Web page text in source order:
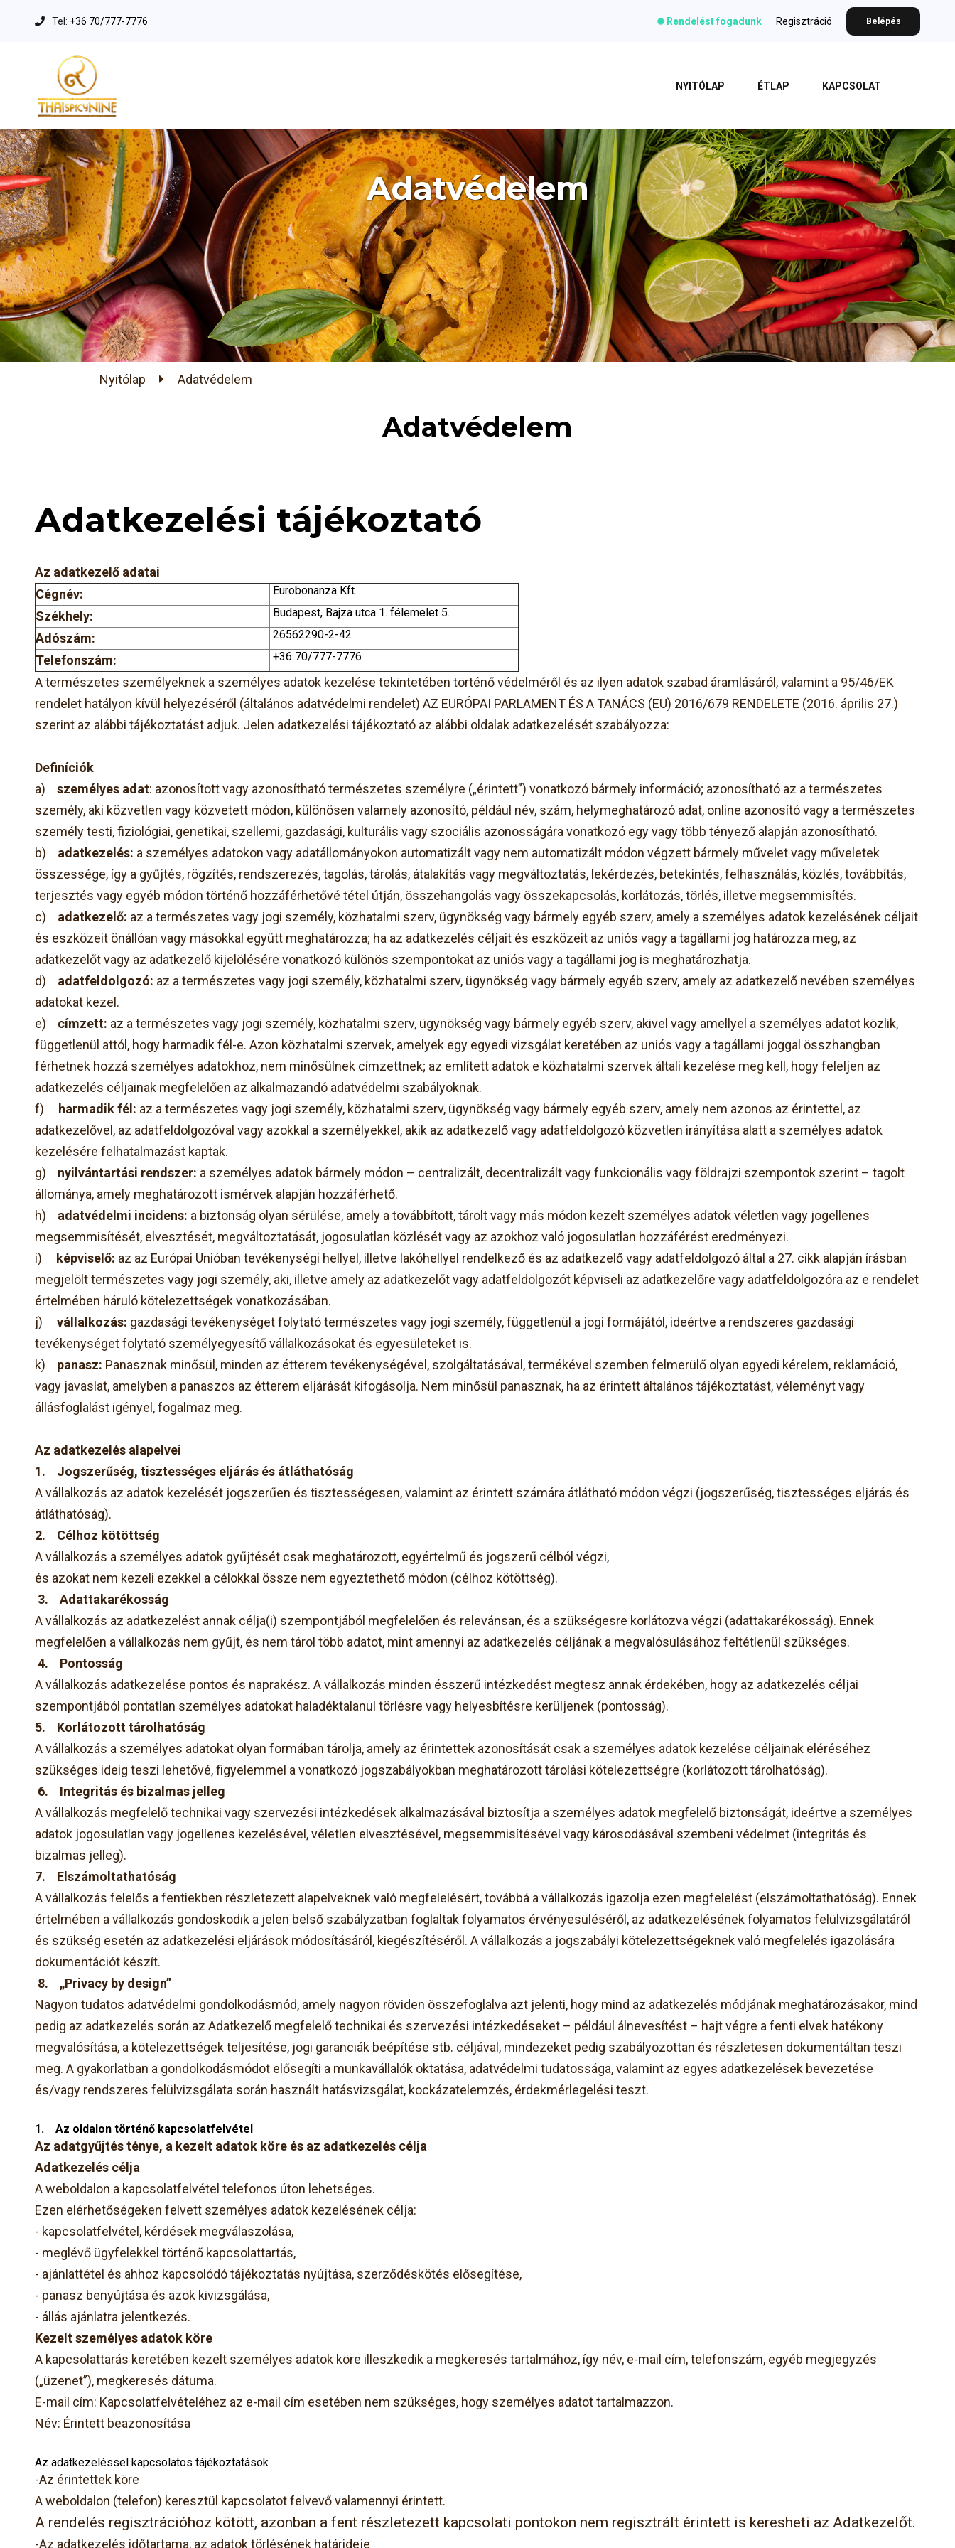
Tel: +36 70/777-7776 Rendelést fogadunk Regisztráció Belépés
NYITÓLAP ÉTLAP KAPCSOLAT
Adatvédelem
Nyitólap Adatvédelem
Adatvédelem
Adatkezelési tájékoztató
Az adatkezelő adatai
Cégnév:
Eurobonanza Kft.
Székhely: Budapest, Bajza utca 1. félemelet 5.
Adószám: 26562290-2-42
Telefonszám: +36 70/777-7776
A természetes személyeknek a személyes adatok kezelése tekintetében történő védelméről és az ilyen adatok szabad áramlásáról, valamint a 95/46/EK
rendelet hatályon kívül helyezéséről (általános adatvédelmi rendelet) AZ EURÓPAI PARLAMENT ÉS A TANÁCS (EU) 2016/679 RENDELETE (2016. április 27.)
szerint az alábbi tájékoztatást adjuk. Jelen adatkezelési tájékoztató az alábbi oldalak adatkezelését szabályozza:
Definíciók
a) személyes adat: azonosított vagy azonosítható természetes személyre („érintett”) vonatkozó bármely információ; azonosítható az a természetes
személy, aki közvetlen vagy közvetett módon, különösen valamely azonosító, például név, szám, helymeghatározó adat, online azonosító vagy a természetes
személy testi, fiziológiai, genetikai, szellemi, gazdasági, kulturális vagy szociális azonosságára vonatkozó egy vagy több tényező alapján azonosítható.
b) adatkezelés: a személyes adatokon vagy adatállományokon automatizált vagy nem automatizált módon végzett bármely művelet vagy műveletek
összessége, így a gyűjtés, rögzítés, rendszerezés, tagolás, tárolás, átalakítás vagy megváltoztatás, lekérdezés, betekintés, felhasználás, közlés, továbbítás,
terjesztés vagy egyéb módon történő hozzáférhetővé tétel útján, összehangolás vagy összekapcsolás, korlátozás, törlés, illetve megsemmisítés.
c) adatkezelő: az a természetes vagy jogi személy, közhatalmi szerv, ügynökség vagy bármely egyéb szerv, amely a személyes adatok kezelésének céljait
és eszközeit önállóan vagy másokkal együtt meghatározza; ha az adatkezelés céljait és eszközeit az uniós vagy a tagállami jog határozza meg, az
adatkezelőt vagy az adatkezelő kijelölésére vonatkozó különös szempontokat az uniós vagy a tagállami jog is meghatározhatja.
d) adatfeldolgozó: az a természetes vagy jogi személy, közhatalmi szerv, ügynökség vagy bármely egyéb szerv, amely az adatkezelő nevében személyes
adatokat kezel.
e) címzett: az a természetes vagy jogi személy, közhatalmi szerv, ügynökség vagy bármely egyéb szerv, akivel vagy amellyel a személyes adatot közlik,
függetlenül attól, hogy harmadik fél-e. Azon közhatalmi szervek, amelyek egy egyedi vizsgálat keretében az uniós vagy a tagállami joggal összhangban
férhetnek hozzá személyes adatokhoz, nem minősülnek címzettnek; az említett adatok e közhatalmi szervek általi kezelése meg kell, hogy feleljen az
adatkezelés céljainak megfelelően az alkalmazandó adatvédelmi szabályoknak.
f)
harmadik fél: az a természetes vagy jogi személy, közhatalmi szerv, ügynökség vagy bármely egyéb szerv, amely nem azonos az érintettel, az
adatkezelővel, az adatfeldolgozóval vagy azokkal a személyekkel, akik az adatkezelő vagy adatfeldolgozó közvetlen irányítása alatt a személyes adatok
kezelésére felhatalmazást kaptak.
g) nyilvántartási rendszer: a személyes adatok bármely módon – centralizált, decentralizált vagy funkcionális vagy földrajzi szempontok szerint – tagolt
állománya, amely meghatározott ismérvek alapján hozzáférhető.
h) adatvédelmi incidens: a biztonság olyan sérülése, amely a továbbított, tárolt vagy más módon kezelt személyes adatok véletlen vagy jogellenes
megsemmisítését, elvesztését, megváltoztatását, jogosulatlan közlését vagy az azokhoz való jogosulatlan hozzáférést eredményezi.
i)
képviselő: az az Európai Unióban tevékenységi hellyel, illetve lakóhellyel rendelkező és az adatkezelő vagy adatfeldolgozó által a 27. cikk alapján írásban
megjelölt természetes vagy jogi személy, aki, illetve amely az adatkezelőt vagy adatfeldolgozót képviseli az adatkezelőre vagy adatfeldolgozóra az e rendelet
értelmében háruló kötelezettségek vonatkozásában.
j) vállalkozás: gazdasági tevékenységet folytató természetes vagy jogi személy, függetlenül a jogi formájától, ideértve a rendszeres gazdasági
tevékenységet folytató személyegyesítő vállalkozásokat és egyesületeket is.
k) panasz: Panasznak minősül, minden az étterem tevékenységével, szolgáltatásával, termékével szemben felmerülő olyan egyedi kérelem, reklamáció,
vagy javaslat, amelyben a panaszos az étterem eljárását kifogásolja. Nem minősül panasznak, ha az érintett általános tájékoztatást, véleményt vagy
állásfoglalást igényel, fogalmaz meg.
Az adatkezelés alapelvei
1. Jogszerűség, tisztességes eljárás és átláthatóság
A vállalkozás az adatok kezelését jogszerűen és tisztességesen, valamint az érintett számára átlátható módon végzi (jogszerűség, tisztességes eljárás és
átláthatóság).
2. Célhoz kötöttség
A vállalkozás a személyes adatok gyűjtését csak meghatározott, egyértelmű és jogszerű célból végzi,
és azokat nem kezeli ezekkel a célokkal össze nem egyeztethető módon (célhoz kötöttség).
3. Adattakarékosság
A vállalkozás az adatkezelést annak célja(i) szempontjából megfelelően és relevánsan, és a szükségesre korlátozva végzi (adattakarékosság). Ennek
megfelelően a vállalkozás nem gyűjt, és nem tárol több adatot, mint amennyi az adatkezelés céljának a megvalósulásához feltétlenül szükséges.
4. Pontosság
A vállalkozás adatkezelése pontos és naprakész. A vállalkozás minden ésszerű intézkedést megtesz annak érdekében, hogy az adatkezelés céljai
szempontjából pontatlan személyes adatokat haladéktalanul törlésre vagy helyesbítésre kerüljenek (pontosság).
5. Korlátozott tárolhatóság
A vállalkozás a személyes adatokat olyan formában tárolja, amely az érintettek azonosítását csak a személyes adatok kezelése céljainak eléréséhez
szükséges ideig teszi lehetővé, figyelemmel a vonatkozó jogszabályokban meghatározott tárolási kötelezettségre (korlátozott tárolhatóság).
6. Integritás és bizalmas jelleg
A vállalkozás megfelelő technikai vagy szervezési intézkedések alkalmazásával biztosítja a személyes adatok megfelelő biztonságát, ideértve a személyes
adatok jogosulatlan vagy jogellenes kezelésével, véletlen elvesztésével, megsemmisítésével vagy károsodásával szembeni védelmet (integritás és
bizalmas jelleg).
7. Elszámoltathatóság
A vállalkozás felelős a fentiekben részletezett alapelveknek való megfelelésért, továbbá a vállalkozás igazolja ezen megfelelést (elszámoltathatóság). Ennek
értelmében a vállalkozás gondoskodik a jelen belső szabályzatban foglaltak folyamatos érvényesüléséről, az adatkezelésének folyamatos felülvizsgálatáról
és szükség esetén az adatkezelési eljárások módosításáról, kiegészítéséről. A vállalkozás a jogszabályi kötelezettségeknek való megfelelés igazolására
dokumentációt készít.
8. „Privacy by design”
Nagyon tudatos adatvédelmi gondolkodásmód, amely nagyon röviden összefoglalva azt jelenti, hogy mind az adatkezelés módjának meghatározásakor, mind
pedig az adatkezelés során az Adatkezelő megfelelő technikai és szervezési intézkedéseket – például álnevesítést – hajt végre a fenti elvek hatékony
megvalósítása, a kötelezettségek teljesítése, jogi garanciák beépítése stb. céljával, mindezeket pedig szabályozottan és részletesen dokumentáltan teszi
meg. A gyakorlatban a gondolkodásmódot elősegíti a munkavállalók oktatása, adatvédelmi tudatossága, valamint az egyes adatkezelések bevezetése
és/vagy rendszeres felülvizsgálata során használt hatásvizsgálat, kockázatelemzés, érdekmérlegelési teszt.
1. Az oldalon történő kapcsolatfelvétel
Az adatgyűjtés ténye, a kezelt adatok köre és az adatkezelés célja
Adatkezelés célja
A weboldalon a kapcsolatfelvétel telefonos úton lehetséges.
Ezen elérhetőségeken felvett személyes adatok kezelésének célja:
- kapcsolatfelvétel, kérdések megválaszolása,
- meglévő ügyfelekkel történő kapcsolattartás,
- ajánlattétel és ahhoz kapcsolódó tájékoztatás nyújtása, szerződéskötés elősegítése,
- panasz benyújtása és azok kivizsgálása,
- állás ajánlatra jelentkezés.
Kezelt személyes adatok köre
A kapcsolattarás keretében kezelt személyes adatok köre illeszkedik a megkeresés tartalmához, így név, e-mail cím, telefonszám, egyéb megjegyzés
(„üzenet”), megkeresés dátuma.
E-mail cím: Kapcsolatfelvételéhez az e-mail cím esetében nem szükséges, hogy személyes adatot tartalmazzon.
Név: Érintett beazonosítása
Az adatkezeléssel kapcsolatos tájékoztatások
-Az érintettek köre
A weboldalon (telefon) keresztül kapcsolatot felvevő valamennyi érintett.
A rendelés regisztrációhoz kötött, azonban a fent részletezett kapcsolati pontokon nem regisztrált érintett is keresheti az Adatkezelőt.
-Az adatkezelés időtartama, az adatok törlésének határideje